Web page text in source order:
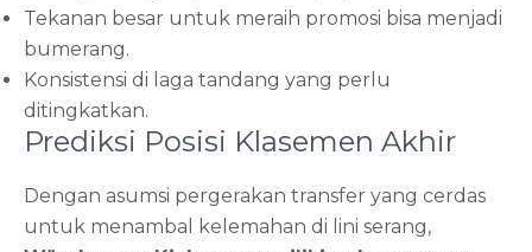
Tekanan besar untuk meraih promosi bisa menjadi
bumerang.
Konsistensi di laga tandang yang perlu
ditingkatkan.
Prediksi Posisi Klasemen Akhir
Dengan asumsi pergerakan transfer yang cerdas
untuk menambal kelemahan di lini serang,